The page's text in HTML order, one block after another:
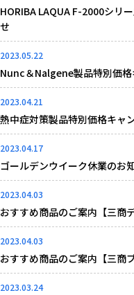
HORIBA LAQUA F-2000シリ
せ
2023.05.22
Nunc＆Nalgene製品特別価格
2023.04.21
熱中症対策製品特別価格キャ
2023.04.17
ゴールデンウイーク休業のお
2023.04.03
おすすめ商品のご案内【三商
2023.04.03
おすすめ商品のご案内【三商
2023.03.24